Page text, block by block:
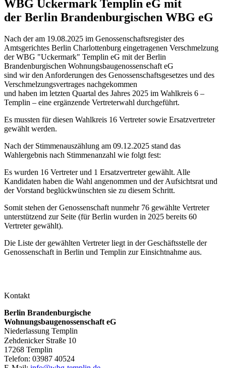
WBG Uckermark Templin eG mit
der Berlin Brandenburgischen WBG eG
Nach der am 19.08.2025 im Genossenschaftsregister des
Amtsgerichtes Berlin Charlottenburg eingetragenen Verschmelzung
der WBG "Uckermark" Templin eG mit der Berlin
Brandenburgischen Wohnungsbaugenossenschaft eG
sind wir den Anforderungen des Genossenschaftsgesetzes und des
Verschmelzungsvertrages nachgekommen
und haben im letzten Quartal des Jahres 2025 im Wahlkreis 6 –
Templin – eine ergänzende Vertreterwahl durchgeführt.
Es mussten für diesen Wahlkreis 16 Vertreter sowie Ersatzvertreter
gewählt werden.
Nach der Stimmenauszählung am 09.12.2025 stand das
Wahlergebnis nach Stimmenanzahl wie folgt fest:
Es wurden 16 Vertreter und 1 Ersatzvertreter gewählt. Alle
Kandidaten haben die Wahl angenommen und der Aufsichtsrat und
der Vorstand beglückwünschten sie zu diesem Schritt.
Somit stehen der Genossenschaft nunmehr 76 gewählte Vertreter
unterstützend zur Seite (für Berlin wurden in 2025 bereits 60
Vertreter gewählt).
Die Liste der gewählten Vertreter liegt in der Geschäftsstelle der
Genossenschaft in Berlin und Templin zur Einsichtnahme aus.
Kontakt
Berlin Brandenburgische
Wohnungsbaugenossenschaft eG
Niederlassung Templin
Zehdenicker Straße 10
17268 Templin
Telefon: 03987 40524